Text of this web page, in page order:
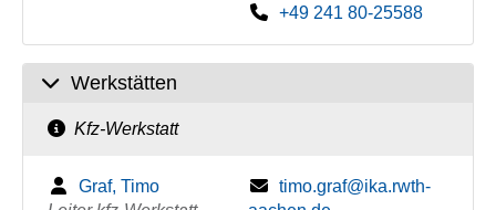
+49 241 80-25588
Werkstätten
Kfz-Werkstatt
Graf, Timo
timo.graf@ika.rwth-